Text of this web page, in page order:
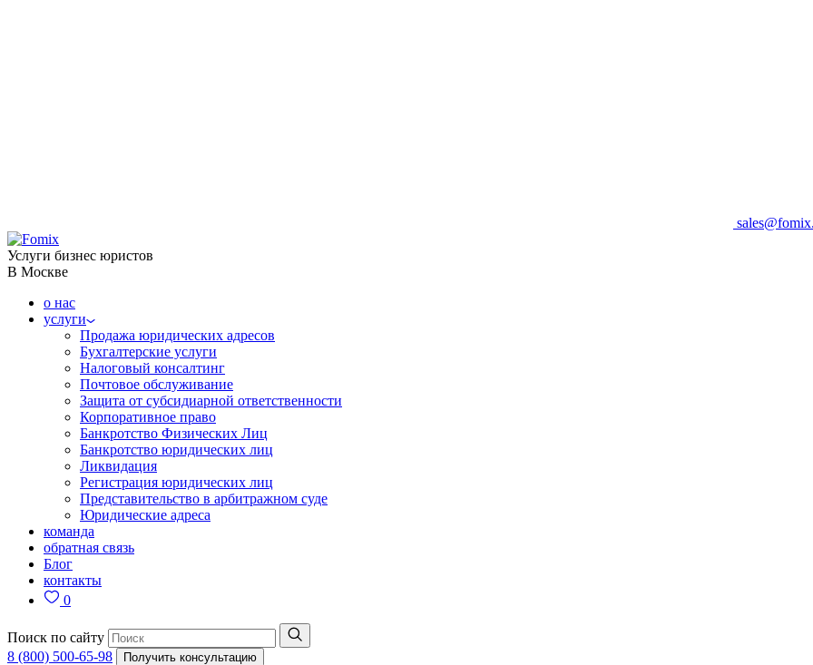
Услуги бизнес юристов
В Москве
о нас
услуги
Продажа юридических адресов
Бухгалтерские услуги
Налоговый консалтинг
Почтовое обслуживание
Защита от субсидиарной ответственности
Корпоративное право
Банкротство Физических Лиц
Банкротство юридических лиц
Ликвидация
Регистрация юридических лиц
Представительство в арбитражном суде
Юридические адреса
команда
обратная связь
Блог
контакты
0
Поиск по сайту
8 (800) 500-65-98
Получить консультацию